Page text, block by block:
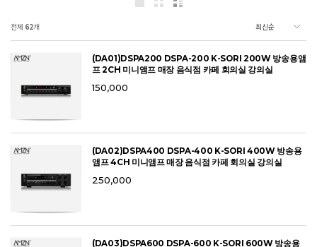
전체 62개
(DA01)DSPA200 DSPA-200 K-SORI 200W 방송용앰
프 2CH 미니앰프 매장 음식점 카페 회의실 강의실
150,000
(DA02)DSPA400 DSPA-400 K-SORI 400W 방송용
앰프 4CH 미니앰프 매장 음식점 카페 회의실 강의실
250,000
(DA03)DSPA600 DSPA-600 K-SORI 600W 방송용